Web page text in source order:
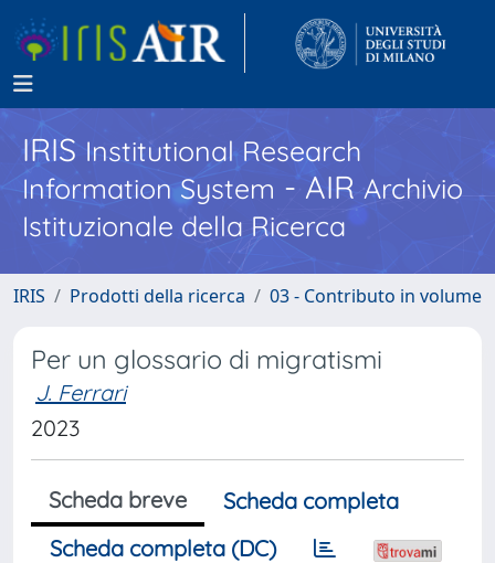
IRISInstitutional Research
Information System - AIR Archivio
Istituzionale della Ricerca
IRIS Prodotti della ricerca 03 - Contributo in volume
Per un glossario di migratismi
J. Ferrari
2023
Scheda breve
Scheda completa
Scheda completa (DC)